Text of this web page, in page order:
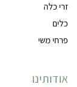
זרי כלה
כלים
פרחי משי
אודותינו